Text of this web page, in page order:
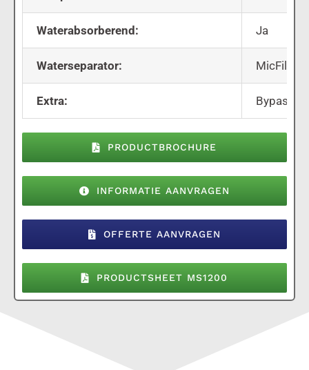
Waterabsorberend: Ja
Waterseparator: MicFil
Extra: Bypass
PRODUCTBROCHURE
INFORMATIE AANVRAGEN
OFFERTE AANVRAGEN
PRODUCTSHEET MS1200